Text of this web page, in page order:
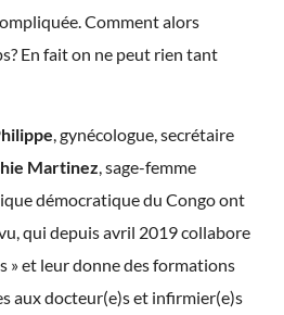
Comment alors
En fait on ne peut rien tant
, gynécologue, secrétaire
Martinez, sage-femme
démocratique du Congo ont
qui depuis avril 2019 collabore
» et leur donne des formations
aux docteur(e)s et infirmier(e)s